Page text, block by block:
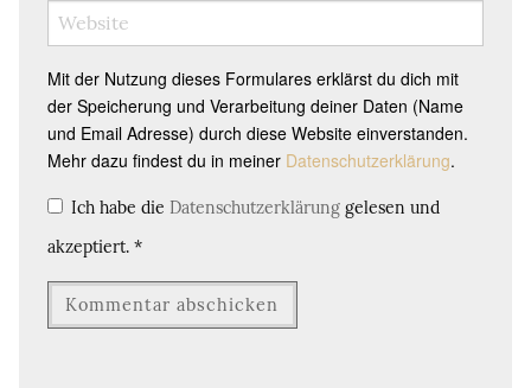
Mit der Nutzung dieses Formulares erklärst du dich mit
der Speicherung und Verarbeitung deiner Daten (Name
und Email Adresse) durch diese Website einverstanden.
Mehr dazu findest du in meiner Datenschutzerklärung.
Ich habe die Datenschutzerklärung gelesen und
akzeptiert. *